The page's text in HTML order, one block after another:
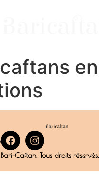
en
Caftan. Tous droits réservés.